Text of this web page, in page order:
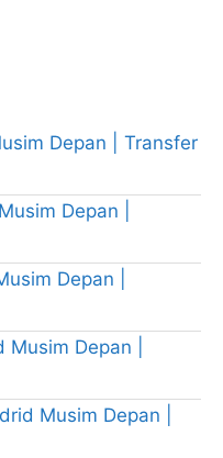
Depan | Transfer
Depan |
Depan |
Depan |
Musim Depan |